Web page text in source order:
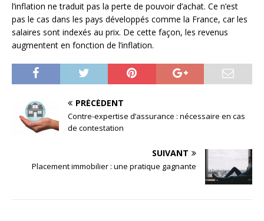
l’inflation ne traduit pas la perte de pouvoir d’achat. Ce n’est
pas le cas dans les pays développés comme la France, car les
salaires sont indexés au prix. De cette façon, les revenus
augmentent en fonction de l’inflation.
PRÉCÉDENT
Contre-expertise d’assurance : nécessaire en cas
de contestation
SUIVANT
Placement immobilier : une pratique gagnante